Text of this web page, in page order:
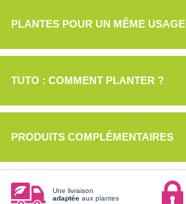
PLANTES POUR UN MÊME USAGE
TUTO : COMMENT PLANTER ?
PRODUITS COMPLÉMENTAIRES
Une livraison
adaptée aux plantes